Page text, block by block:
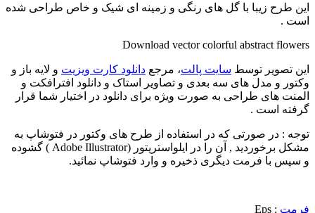
این طرح زیبا با گل های رنگی و زمینه ای شیک و خاص طراحی شده
است .
Download vector colorful abstract flowers
این تصویر توسط سایت پالت، مرجع دانلود کارت ویزیت و لایه باز و
وکتور و مدل های سه بعدی و تصاویر استاک و دانلود افترافکت و
المنت های طراحی به صورت ویژه برای دانلود در اختیار شما قرار
گرفته است .
توجه : در صورتی که در استفاده از طرح های وکتور در فتوشاپ به
مشکل برخوردید , آن را در ایلواستریتور (Adobe Illustrator ) گشوده
و سپس با فرمت دیگری ذخیره و وارد فتوشاپ نمائید.
فرمت : Eps